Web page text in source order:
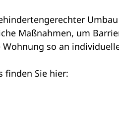
Maßnahmen, um
so an
finden Sie hier: